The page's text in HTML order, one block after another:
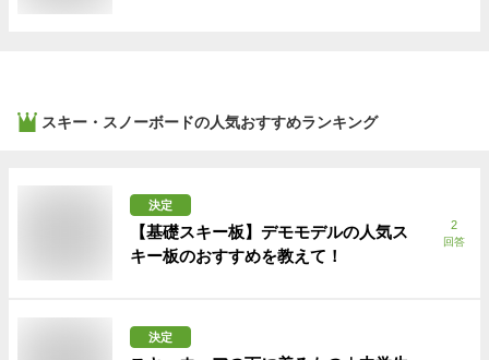
スキー・スノーボードの人気おすすめランキング
決定
【基礎スキー板】デモモデルの人気ス
キー板のおすすめを教えて！
2
回答
決定